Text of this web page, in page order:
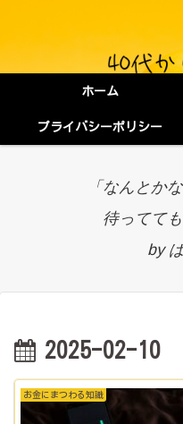
ホーム
プライバシーポリシー
「なんとか
待ってて
by
2025-02-10
お金にまつわる知識